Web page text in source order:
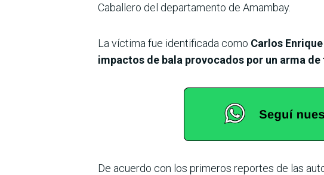
Caballero del departamento de Amambay.
La víctima fue identificada como Carlos
impactos de bala provocados por un arma de
De acuerdo con los primeros reportes de las